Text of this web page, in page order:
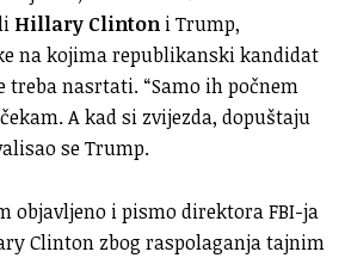
Hillary Clinton i Trump,
na kojima republikanski kandidat
treba nasrtati. “Samo ih počnem
A kad si zvijezda, dopuštaju
se Trump.
objavljeno i pismo direktora FBI-ja
Clinton zbog raspolaganja tajnim